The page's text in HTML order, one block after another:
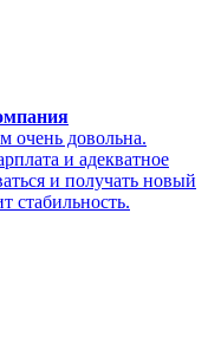
очень довольна.
и адекватное
и получать новый
стабильность.